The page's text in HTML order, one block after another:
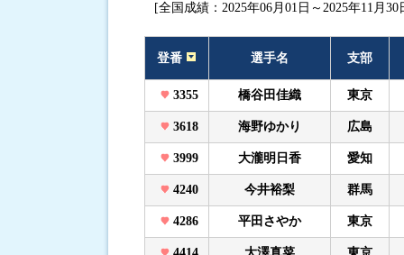
[全国成績：2025年06月01日～2025年11月
登番 選手名 支部
3355 橋谷田佳織 東京
3618 海野ゆかり 広島
3999 大瀧明日香 愛知
4240 今井裕梨 群馬
4286 平田さやか 東京